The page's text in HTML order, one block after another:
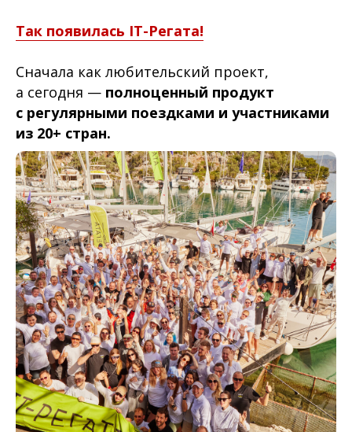
Так появилась IT-Регата!
Сначала как любительский проект,
а сегодня — полноценный продукт
с регулярными поездками и участниками
из 20+ стран.